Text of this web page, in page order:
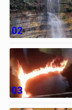
02
03